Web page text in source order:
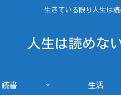
生きている限り人生は
人生は読めな
読書 生活